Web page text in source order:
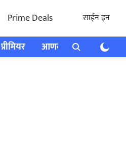
Prime Deals साईन इन
प्रीमियर आणखी राशी भविष्य